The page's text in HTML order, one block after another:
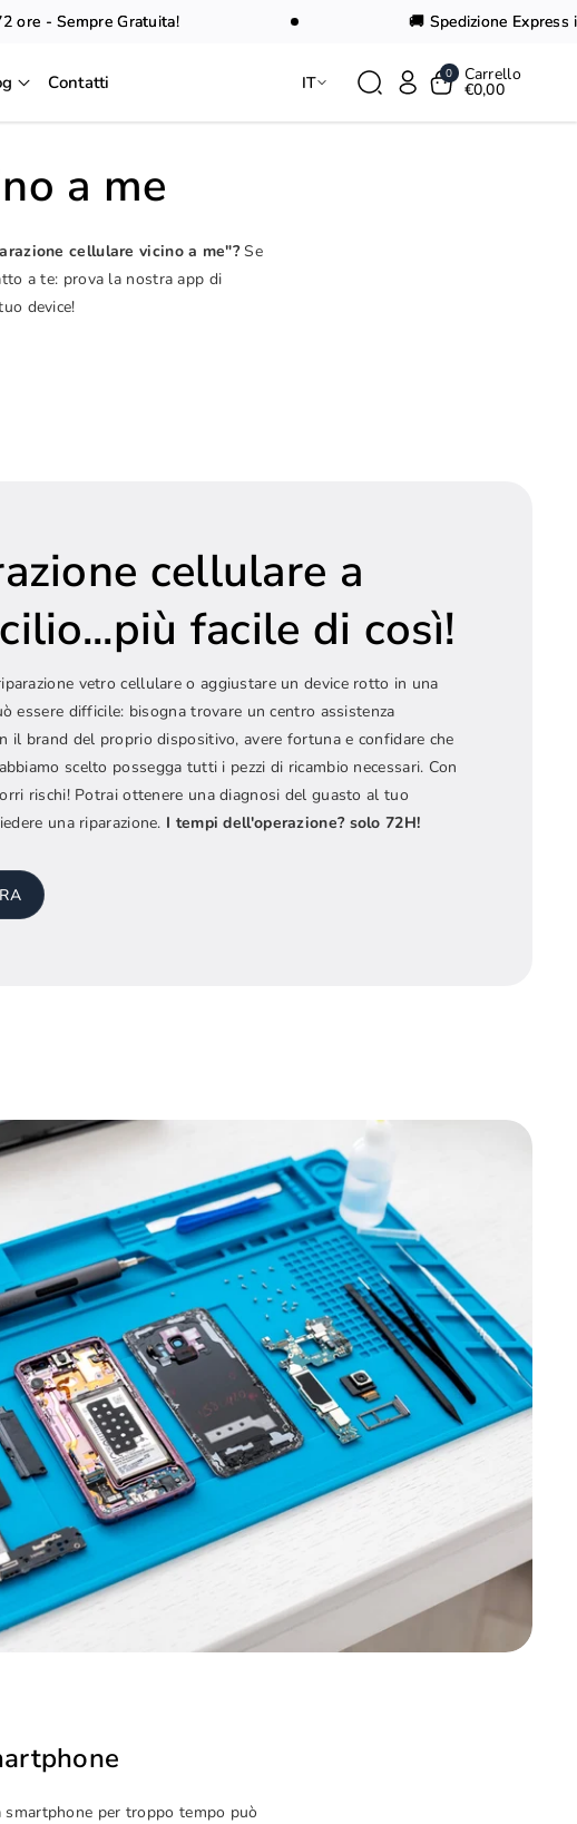
- Sempre Gratuita! 🚚 Spedizione Express
Contatti IT 0 Carrello
€0,00
a me
cellulare vicino a me"?Se
a te: prova la nostra app di
device!
cellulare a
facile di così!
vetro cellulare o aggiustare un device rotto in una
essere difficile: bisogna trovare un centro assistenza
il brand del proprio dispositivo, avere fortuna e confidare che
scelto possegga tutti i pezzi di ricambio necessari. Con
rischi! Potrai ottenere una diagnosi del guasto al tuo
una riparazione. I tempi dell'operazione? solo 72H!
smartphone per troppo tempo può